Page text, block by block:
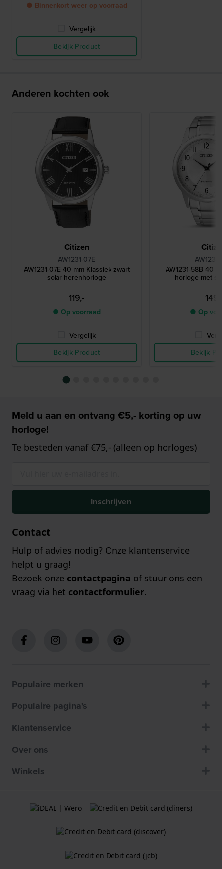
● Binnenkort weer op voorraad
Vergelijk
Bekijk Product
Anderen kochten ook
Citizen
AW1231-07E
AW1231-07E 40 mm Klassiek zwart
solar herenhorloge
119,-
● Op voorraad
Vergelijk
Bekijk Product
AW1231-58B 40
horloge met
149,-
● Op
Bekijk
Meld u aan en ontvang €5,- korting op uw
horloge!
Te besteden vanaf €75,- (alleen op horloges)
Inschrijven
Contact
Hulp of advies nodig? Onze klantenservice
helpt u graag!
Bezoek onze contactpagina of stuur ons een
vraag via het contactformulier.
Populaire merken
Populaire pagina's
Klantenservice
Over ons
Winkels